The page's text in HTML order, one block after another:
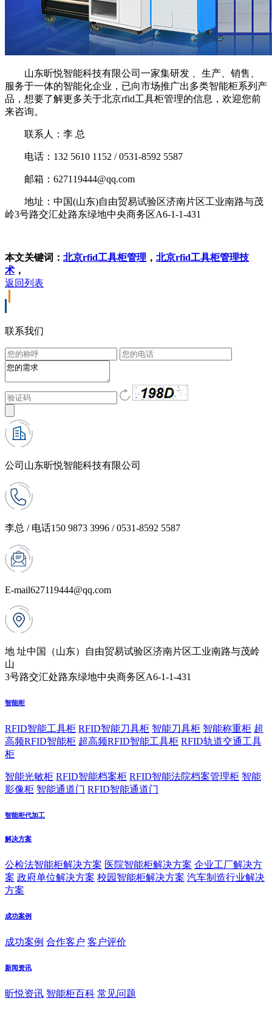
山东昕悦智能科技有限公司一家集研发 、生产、销售、
服务于一体的智能化企业，已向市场推广出多类智能柜系列产
品，想要了解更多关于北京rfid工具柜管理的信息，欢迎您前
来咨询。
联系人：李 总
电话：132 5610 1152 / 0531-8592 5587
邮箱：627119444@qq.com
地址：中国(山东)自由贸易试验区济南片区工业南路与茂
岭3号路交汇处路东绿地中央商务区A6-1-1-431
本文关键词： 北京rfid工具柜管理 ， 北京rfid工具柜管理技
术 ，
返回列表
联系我们
公司 山东昕悦智能科技有限公司
李总 / 电话150 9873 3996 / 0531-8592 5587
E-mail627119444@qq.com
地 址中国（山东）自由贸易试验区济南片区工业南路与茂岭
山
3号路交汇处路东绿地中央商务区A6-1-1-431
智能柜
RFID智能工具柜 RFID智能刀具柜 智能刀具柜 智能称重柜 超
高频RFID智能柜 超高频RFID智能工具柜 RFID轨道交通工具
柜
智能光敏柜 RFID智能档案柜 RFID智能法院档案管理柜 智能
影像柜 智能通道门 RFID智能通道门
智能柜代加工
解决方案
公检法智能柜解决方案 医院智能柜解决方案 企业工厂解决方
案 政府单位解决方案 校园智能柜解决方案 汽车制造行业解决
方案
成功案例
成功案例 合作客户 客户评价
新闻资讯
昕悦资讯 智能柜百科 常见问题